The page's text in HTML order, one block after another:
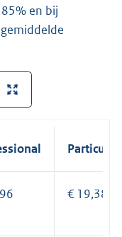
en bij
Particulier
€ 19,38